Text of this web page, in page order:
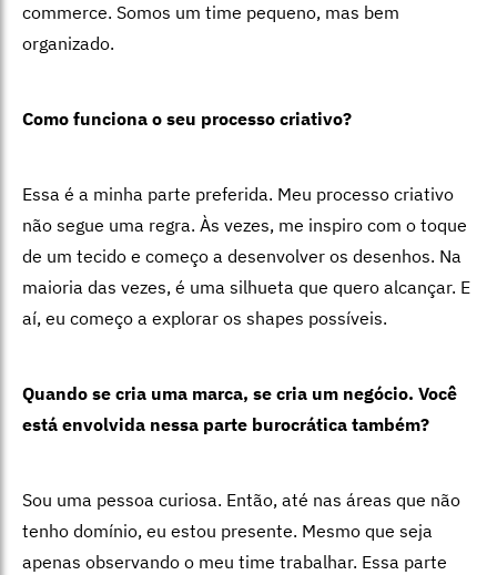
commerce. Somos um time pequeno, mas bem
organizado.
Como funciona o seu processo criativo?
Essa é a minha parte preferida. Meu processo criativo
não segue uma regra. Às vezes, me inspiro com o toque
de um tecido e começo a desenvolver os desenhos. Na
maioria das vezes, é uma silhueta que quero alcançar. E
aí, eu começo a explorar os shapes possíveis.
Quando se cria uma marca, se cria um negócio. Você
está envolvida nessa parte burocrática também?
Sou uma pessoa curiosa. Então, até nas áreas que não
tenho domínio, eu estou presente. Mesmo que seja
apenas observando o meu time trabalhar. Essa parte